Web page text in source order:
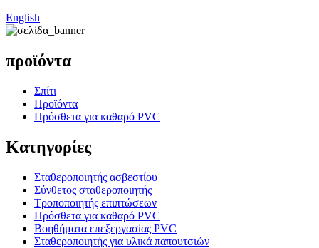
English
προϊόντα
Σπίτι
Προϊόντα
Πρόσθετα για καθαρό PVC
Κατηγορίες
Σταθεροποιητής ασβεστίου
Σύνθετος σταθεροποιητής
Τροποποιητής επιπτώσεων
Πρόσθετα για καθαρό PVC
Βοηθήματα επεξεργασίας PVC
Σταθεροποιητής για υλικά παπουτσιών